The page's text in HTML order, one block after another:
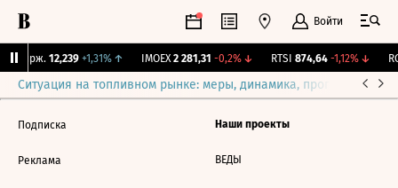
Войти
Бирж. 12,239 +1,31%↑ IMOEX 2 281,31 -0,2%↓ RTSI 874,64 -1,12%↓
Ситуация на топливном рынке: меры, динамика, прогнозы
Подписка
Реклама
Наши проекты
ВЕДЫ